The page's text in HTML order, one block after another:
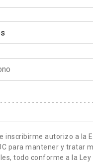
inscribirme autorizo a la
para mantener y tratar
todo conforme a la Ley